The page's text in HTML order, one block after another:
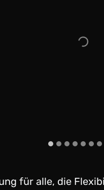
für alle, die